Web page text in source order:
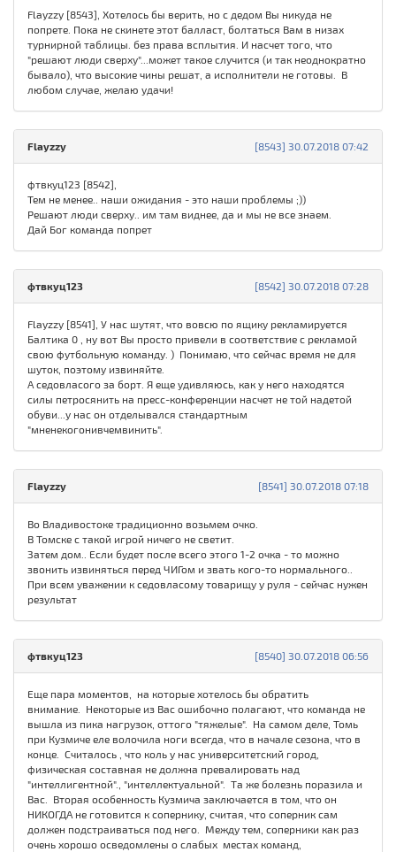
Flayzzy [8543], Хотелось бы верить, но с дедом Вы никуда не
попрете. Пока не скинете этот балласт, болтаться Вам в низах
турнирной таблицы. без права всплытия. И насчет того, что
"решают люди сверху"...может такое случится (и так неоднократно
бывало), что высокие чины решат, а исполнители не готовы. В
любом случае, желаю удачи!
[8543] 30.07.2018 07:42
Flayzzy
фтвкуц123 [8542],
Тем не менее.. наши ожидания - это наши проблемы ;))
Решают люди сверху.. им там виднее, да и мы не все знаем.
Дай Бог команда попрет
[8542] 30.07.2018 07:28
фтвкуц123
Flayzzy [8541], У нас шутят, что вовсю по ящику рекламируется
Балтика 0 , ну вот Вы просто привели в соответствие с рекламой
свою футбольную команду. ) Понимаю, что сейчас время не для
шуток, поэтому извиняйте.
А седовласого за борт. Я еще удивляюсь, как у него находятся
силы петросянить на пресс-конференции насчет не той надетой
обуви...у нас он отделывался стандартным
"мненекогонивчемвинить".
[8541] 30.07.2018 07:18
Flayzzy
Во Владивостоке традиционно возьмем очко.
В Томске с такой игрой ничего не светит.
Затем дом.. Если будет после всего этого 1-2 очка - то можно
звонить извиняться перед ЧИГом и звать кого-то нормального..
При всем уважении к седовласому товарищу у руля - сейчас нужен
результат
[8540] 30.07.2018 06:56
фтвкуц123
Еще пара моментов, на которые хотелось бы обратить
внимание. Некоторые из Вас ошибочно полагают, что команда не
вышла из пика нагрузок, оттого "тяжелые". На самом деле, Томь
при Кузмиче еле волочила ноги всегда, что в начале сезона, что в
конце. Считалось , что коль у нас университетский город,
физическая составная не должна превалировать над
"интеллигентной"., "интеллектуальной". Та же болезнь поразила и
Вас. Вторая особенность Кузмича заключается в том, что он
НИКОГДА не готовится к сопернику, считая, что соперник сам
должен подстраиваться под него. Между тем, соперники как раз
очень хорошо осведомлены о слабых местах команд,